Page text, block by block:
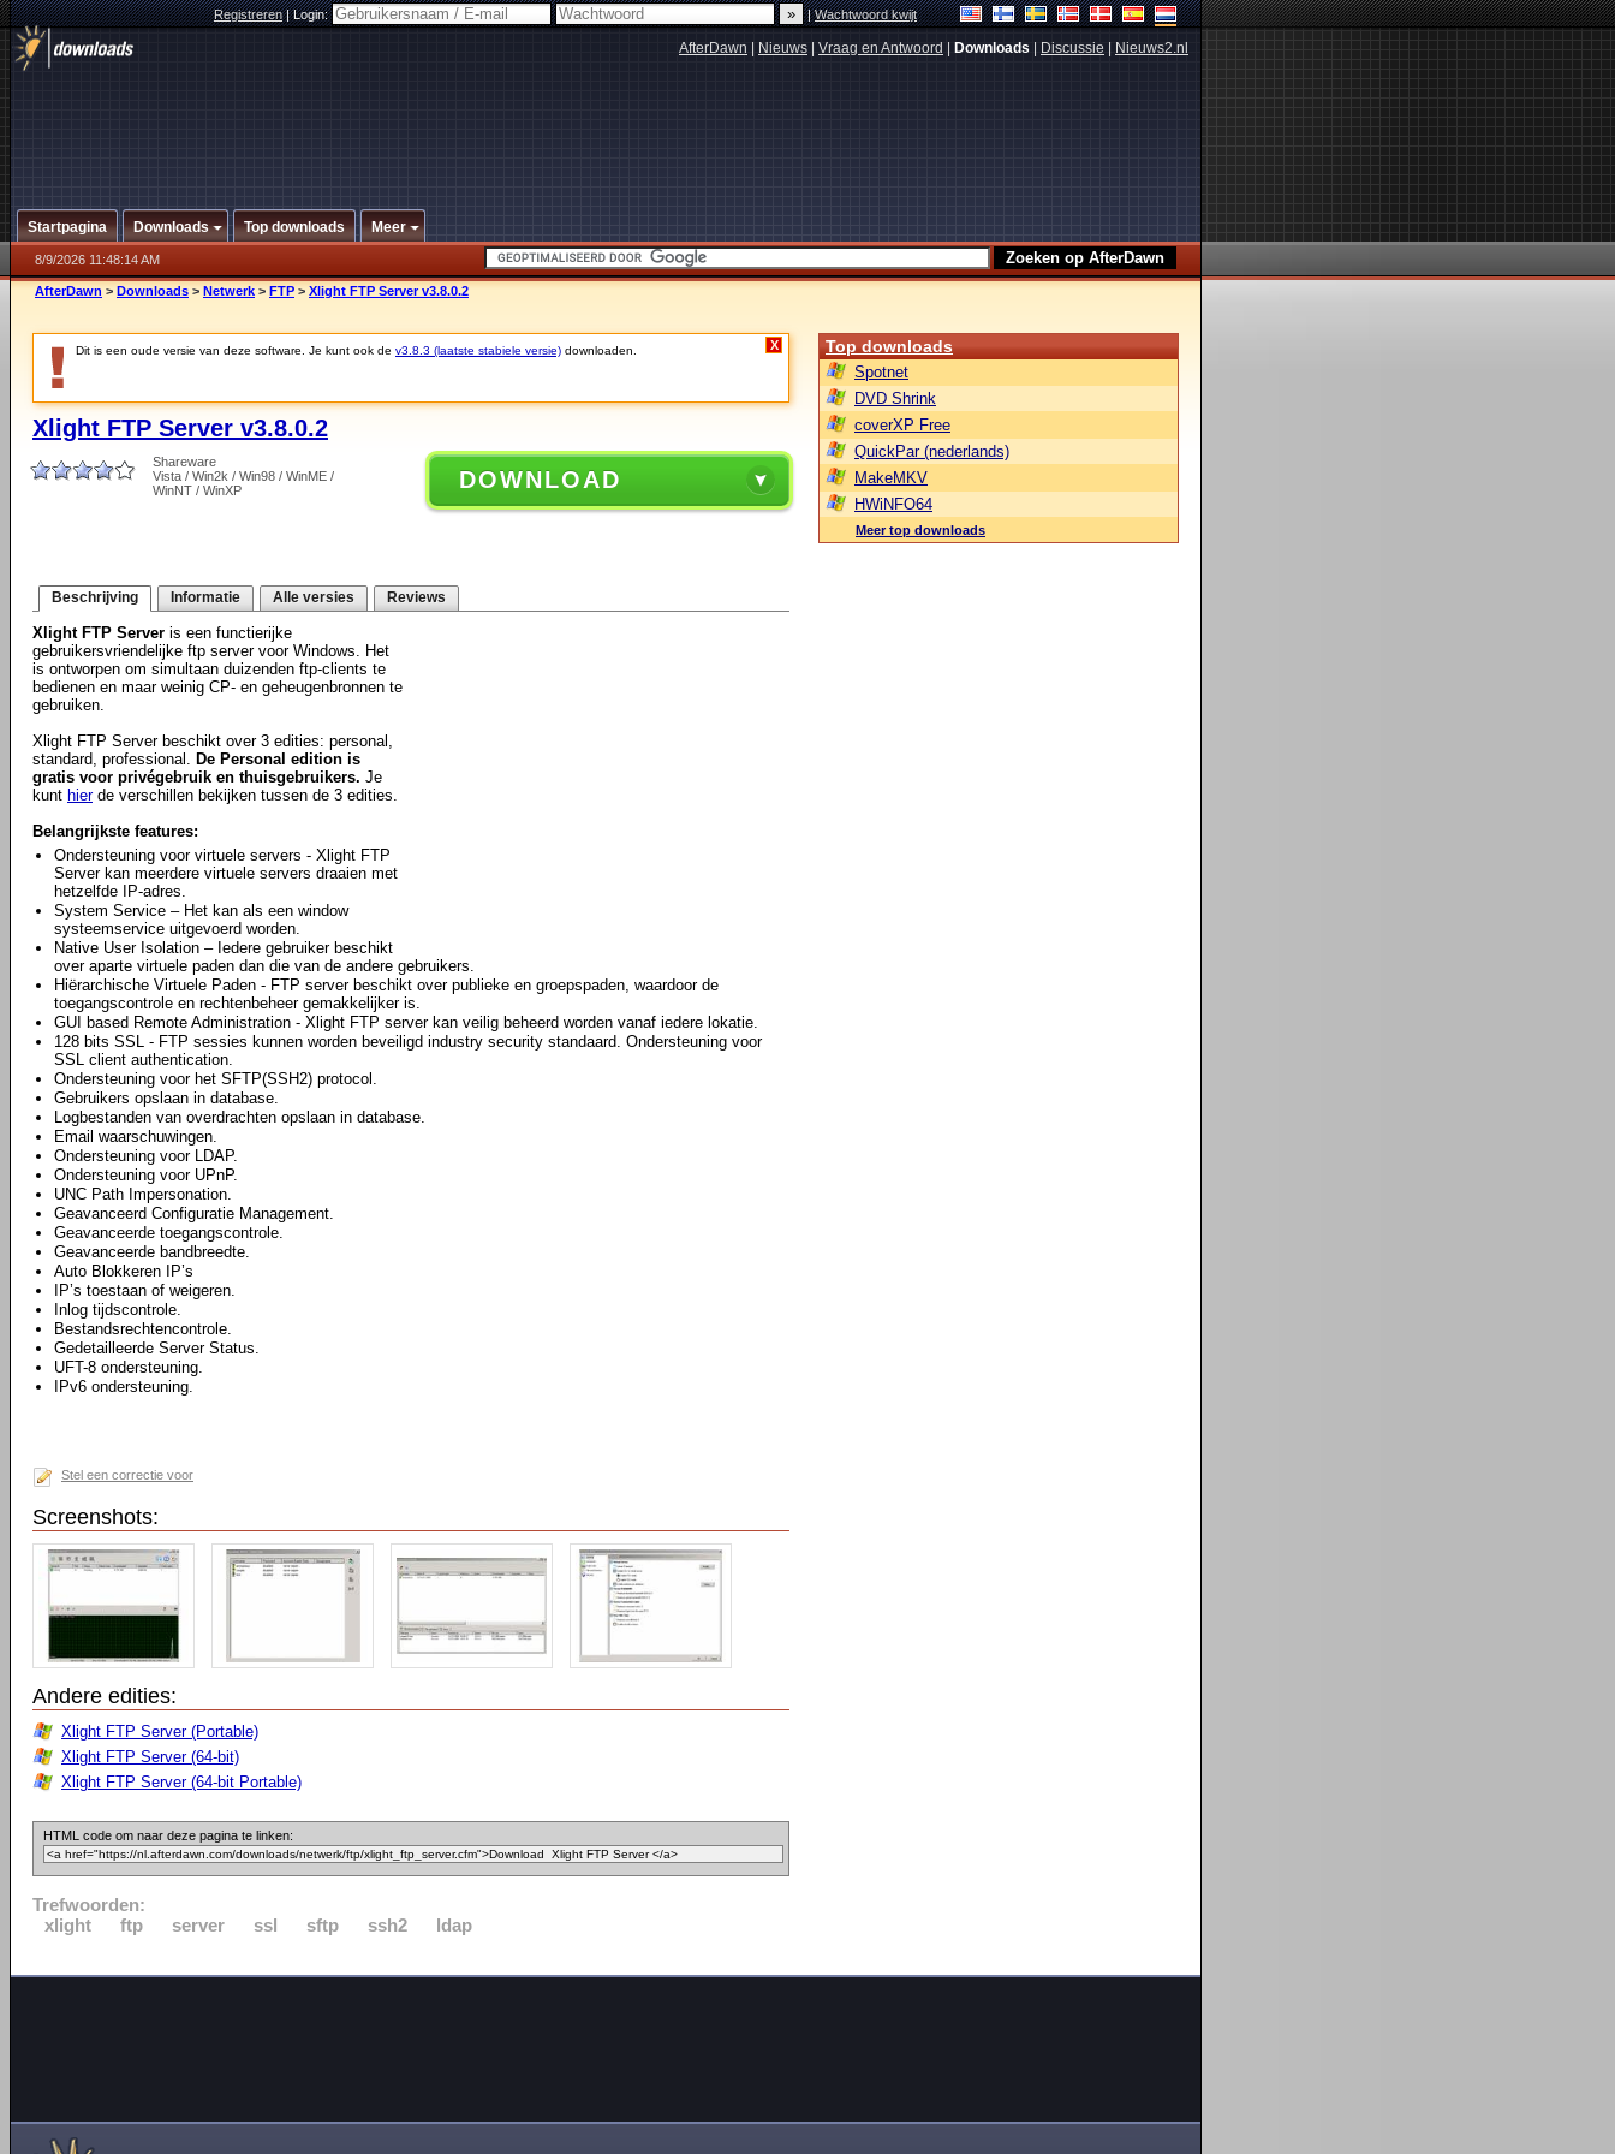
Registreren|Login: |Wachtwoord kwijt
AfterDawn Nieuws Vraag en Antwoord Downloads Discussie Nieuws2.nl
Startpagina Downloads Top downloads Meer
8/9/2026 11:48:14 AM
AfterDawn > Downloads > Netwerk > FTP > Xlight FTP Server v3.8.0.2
Dit is een oude versie van deze software. Je kunt ook de v3.8.3 (laatste stabiele versie) downloaden. X
Xlight FTP Server v3.8.0.2
Shareware
Vista / Win2k / Win98 / WinME /
WinNT / WinXP
DOWNLOAD
Beschrijving Informatie Alle versies Reviews
Xlight FTP Server is een functierijke
gebruikersvriendelijke ftp server voor Windows. Het
is ontworpen om simultaan duizenden ftp-clients te
bedienen en maar weinig CP- en geheugenbronnen te
gebruiken.
Xlight FTP Server beschikt over 3 edities: personal,
standard, professional. De Personal edition is
gratis voor privégebruik en thuisgebruikers. Je
kunt hierde verschillen bekijken tussen de 3 edities.
Belangrijkste features:
Ondersteuning voor virtuele servers - Xlight FTP
Server kan meerdere virtuele servers draaien met
hetzelfde IP-adres.
System Service – Het kan als een window
systeemservice uitgevoerd worden.
Native User Isolation – Iedere gebruiker beschikt
over aparte virtuele paden dan die van de andere gebruikers.
Hiërarchische Virtuele Paden - FTP server beschikt over publieke en groepspaden, waardoor de
toegangscontrole en rechtenbeheer gemakkelijker is.
GUI based Remote Administration - Xlight FTP server kan veilig beheerd worden vanaf iedere lokatie.
128 bits SSL - FTP sessies kunnen worden beveiligd industry security standaard. Ondersteuning voor
SSL client authentication.
Ondersteuning voor het SFTP(SSH2) protocol.
Gebruikers opslaan in database.
Logbestanden van overdrachten opslaan in database.
Email waarschuwingen.
Ondersteuning voor LDAP.
Ondersteuning voor UPnP.
UNC Path Impersonation.
Geavanceerd Configuratie Management.
Geavanceerde toegangscontrole.
Geavanceerde bandbreedte.
Auto Blokkeren IP’s
IP’s toestaan of weigeren.
Inlog tijdscontrole.
Bestandsrechtencontrole.
Gedetailleerde Server Status.
UFT-8 ondersteuning.
IPv6 ondersteuning.
Stel een correctie voor
Screenshots:
Andere edities:
Xlight FTP Server (Portable)
Xlight FTP Server (64-bit)
Xlight FTP Server (64-bit Portable)
HTML code om naar deze pagina te linken:
Trefwoorden:
xlight
ftp server ssl sftp ssh2 ldap
Top downloads
Spotnet
DVD Shrink
coverXP Free
QuickPar (nederlands)
MakeMKV
HWiNFO64
Meer top downloads